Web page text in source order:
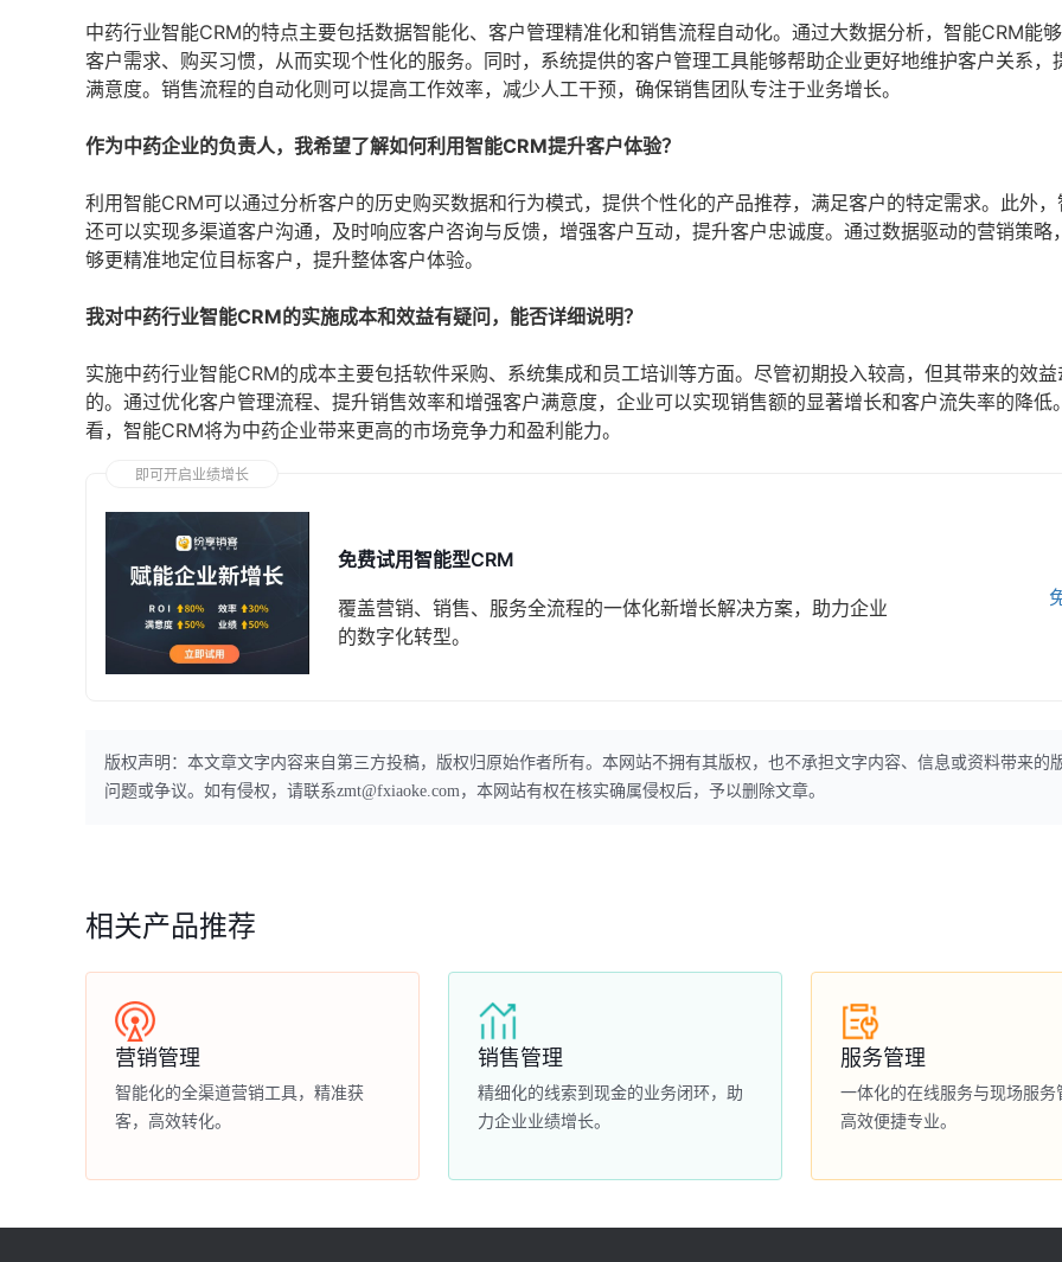
中药行业智能CRM的特点主要包括数据智能化、客户管理精准化和销售流程自动化。通过大数据分析，智能CRM能
客户需求、购买习惯，从而实现个性化的服务。同时，系统提供的客户管理工具能够帮助企业更好地维护客户关系，
满意度。销售流程的自动化则可以提高工作效率，减少人工干预，确保销售团队专注于业务增长。
作为中药企业的负责人，我希望了解如何利用智能CRM提升客户体验？
利用智能CRM可以通过分析客户的历史购买数据和行为模式，提供个性化的产品推荐，满足客户的特定需求。此外，
还可以实现多渠道客户沟通，及时响应客户咨询与反馈，增强客户互动，提升客户忠诚度。通过数据驱动的营销策略
够更精准地定位目标客户，提升整体客户体验。
我对中药行业智能CRM的实施成本和效益有疑问，能否详细说明？
实施中药行业智能CRM的成本主要包括软件采购、系统集成和员工培训等方面。尽管初期投入较高，但其带来的效益
的。通过优化客户管理流程、提升销售效率和增强客户满意度，企业可以实现销售额的显著增长和客户流失率的降低
看，智能CRM将为中药企业带来更高的市场竞争力和盈利能力。
即可开启业绩增长
免费试用智能型CRM
覆盖营销、销售、服务全流程的一体化新增长解决方案，助力企业
的数字化转型。
版权声明：本文章文字内容来自第三方投稿，版权归原始作者所有。本网站不拥有其版权，也不承担文字内容、信息或资料带来的
问题或争议。如有侵权，请联系zmt@fxiaoke.com，本网站有权在核实确属侵权后，予以删除文章。
相关产品推荐
营销管理
智能化的全渠道营销工具，精准获
客，高效转化。
销售管理
精细化的线索到现金的业务闭环，助
力企业业绩增长。
服务管理
一体化的在线服务与现场服务
高效便捷专业。